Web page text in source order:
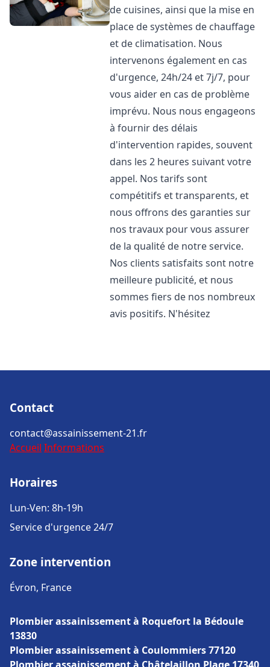
de cuisines, ainsi que la mise en
place de systèmes de chauffage
et de climatisation. Nous
intervenons également en cas
d'urgence, 24h/24 et 7j/7, pour
vous aider en cas de problème
imprévu. Nous nous engageons
à fournir des délais
d'intervention rapides, souvent
dans les 2 heures suivant votre
appel. Nos tarifs sont
compétitifs et transparents, et
nous offrons des garanties sur
nos travaux pour vous assurer
de la qualité de notre service.
Nos clients satisfaits sont notre
meilleure publicité, et nous
sommes fiers de nos nombreux
avis positifs. N'hésitez
Contact
contact@assainissement-21.fr
Accueil Informations
Horaires
Lun-Ven: 8h-19h
Service d'urgence 24/7
Zone intervention
Évron, France
Plombier assainissement à Roquefort la Bédoule
13830
Plombier assainissement à Coulommiers 77120